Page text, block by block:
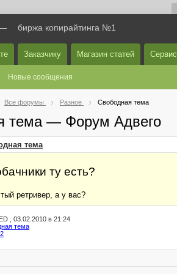
биржа копирайтинга №1
Заказчику Магазин статей Сервис
Новые сообщения
Все форумы Разное Свободная тема
тема — Форум Адвего
тема
ту есть?
ретривер, а у вас?
, 03.02.2010 в 21:24
тема